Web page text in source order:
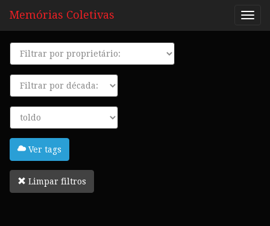
Memórias Coletivas
Proprietário
Década
Tags
Ver tags
Limpar filtros